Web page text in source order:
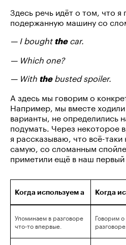
Здесь речь идёт о том, что я
подержанную машину со
— I bought thecar.
— Which one?
— With thebusted spoiler.
А здесь мы говорим о
Например, мы вместе
варианты, не определились
подумать. Через некоторое
я рассказываю, что всё-
самую, со сломанным
приметили ещё в наш первый
Когда используем a Когда
Упоминаем в разговоре
что-то впервые.
Говорим
разговоре.